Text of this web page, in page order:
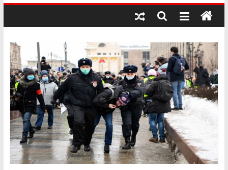
متابعة قضية الدكتور محمد زهران.. ويؤكد:
قرينة البراءة وضمانات المحاكمة العادلة
وتبقى
هي